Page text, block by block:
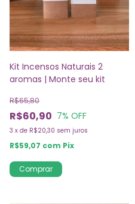
Kit Incensos Naturais 2
aromas | Monte seu kit
R$60,90
R$65,80
7% OFF
3 x de R$20,30 sem juros
R$59,07 com Pix
Comprar